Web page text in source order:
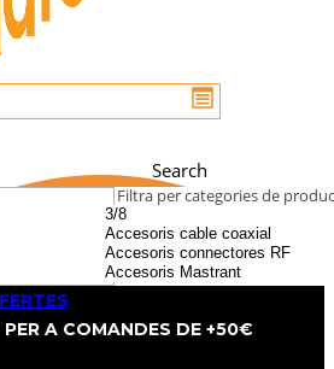
Search
Filtra per categories de
A COMANDES DE +50€